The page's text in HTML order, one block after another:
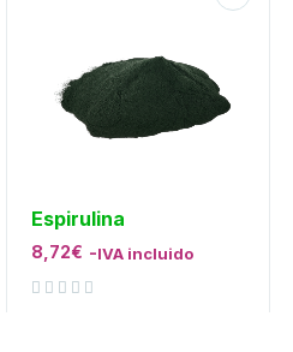
Espirulina
8,72€ -IVA incluido